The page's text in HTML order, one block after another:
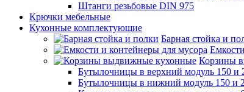
Штанги резьбовые DIN 975
Крючки мебельные
Кухонные комплектующие
Барная стойка и
Корзины
Бутылочницы в верхний модуль 150 и
Бутылочницы в нижний модуль 150 и